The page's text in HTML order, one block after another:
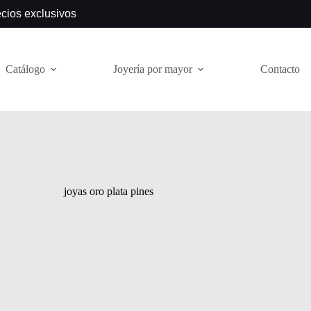
exclusivos
Catálogo Joyería por mayor Contacto
joyas oro plata pines